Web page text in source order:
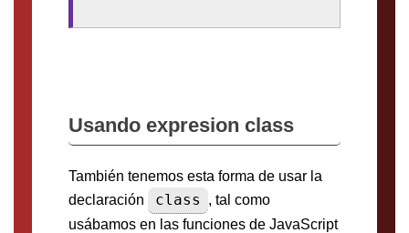
Usando expresion class
También tenemos esta forma de usar la
declaración
class
, tal como
usábamos en las funciones de JavaScript